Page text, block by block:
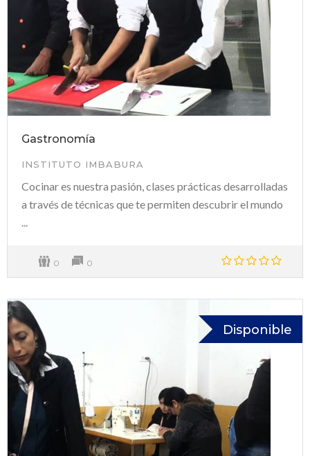
Gastronomía
INSTITUTO IMBABURA
Cocinar es nuestra pasión, clases prácticas desarrolladas
a través de técnicas que te permiten descubrir el mundo
0 0
Disponible